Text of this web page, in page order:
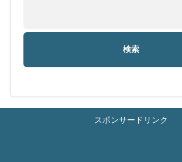
スポンサードリンク